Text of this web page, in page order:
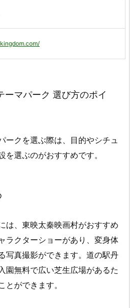
ーマパーク 選び方のポイ
ークを選ぶ際は、目的やシチュ
選ぶのがおすすめです。
は、東映太秦映画村がおすすめ
ラクターショーがあり、変身体
写真撮影ができます。道の駅丹
園無料で広い芝生広場があるた
ができます。